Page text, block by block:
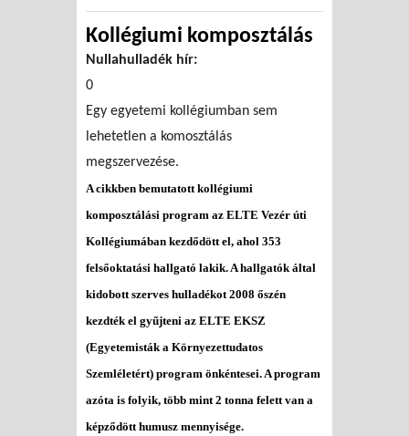
Kollégiumi komposztálás
Nullahulladék hír:
0
Egy egyetemi kollégiumban sem
lehetetlen a komosztálás
megszervezése.
A cikkben bemutatott kollégiumi
komposztálási program az ELTE Vezér úti
Kollégiumában kezdődött el, ahol 353
felsőoktatási hallgató lakik. A hallgatók által
kidobott szerves hulladékot 2008 őszén
kezdték el gyűjteni az ELTE EKSZ
(Egyetemisták a Környezettudatos
Szemléletért) program önkéntesei. A program
azóta is folyik, több mint 2 tonna felett van a
képződött humusz mennyisége.